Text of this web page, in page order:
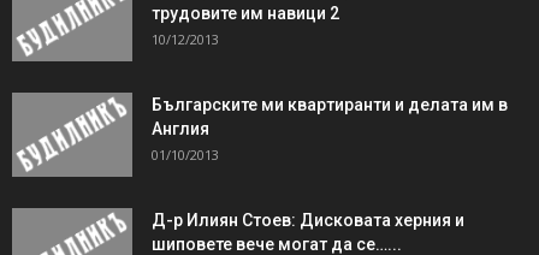
трудовите им навици 2
10/12/2013
Българските ми квартиранти и делата им в
Англия
01/10/2013
Д-р Илиян Стоев: Дисковата херния и
шиповете вече могат да се…...